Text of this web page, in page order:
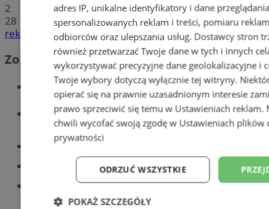
2
28
reklama
Zobacz również
Wiadomości kryminalne w Tychach
Wiadomości lokalne
Tworzenie stron www - Tychy
Znajdź pracę - codziennie nowe
ogłoszenia
adres IP, unikalne identyfikatory i dane
spersonalizowanych reklam i treści, pomiaru
odbiorców oraz ulepszania usług. Dostawcy stron
również przetwarzać Twoje dane w tych i innych
wykorzystywać precyzyjne dane geolokalizacyjne i
Twoje wybory dotyczą wyłącznie tej witryny.
opierać się na prawnie uzasadnionym interesie
prawo sprzeciwić się temu w Ustawieniach reklam.
chwili wycofać swoją zgodę w Ustawieniach plików
prywatności
ODRZUĆ WSZYSTKIE
POKAŻ SZCZEGÓŁY